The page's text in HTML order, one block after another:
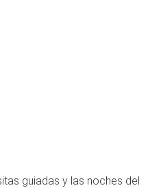
guiadas y las noches del